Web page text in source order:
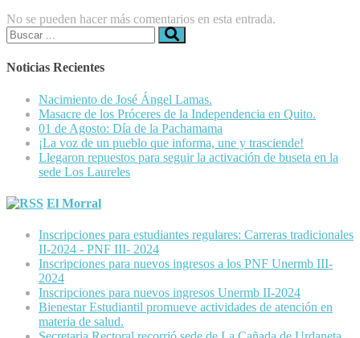
No se pueden hacer más comentarios en esta entrada.
Buscar:
Noticias Recientes
Nacimiento de José Ángel Lamas.
Masacre de los Próceres de la Independencia en Quito.
01 de Agosto: Día de la Pachamama
¡La voz de un pueblo que informa, une y trasciende!
Llegaron repuestos para seguir la activación de buseta en la
sede Los Laureles
El Morral
Inscripciones para estudiantes regulares: Carreras tradicionales
II-2024 - PNF III- 2024
Inscripciones para nuevos ingresos a los PNF Unermb III-
2024
Inscripciones para nuevos ingresos Unermb II-2024
Bienestar Estudiantil promueve actividades de atención en
materia de salud.